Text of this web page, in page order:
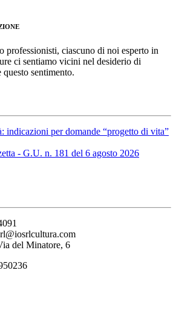
professionisti, ciascuno di noi esperto in
ci sentiamo vicini nel desiderio di
sentimento.
indicazioni per domande “progetto di vita”
- G.U. n. 181 del 6 agosto 2026
del Minatore, 6